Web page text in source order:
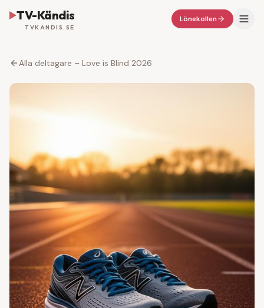
TV-Kändis
TVKANDIS.SE
Lönekollen
Alla deltagare – Love is Blind 2026